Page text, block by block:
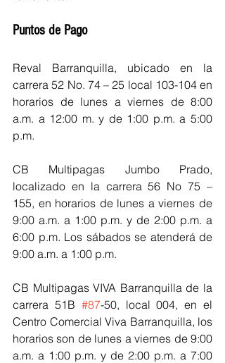
Puntos de Pago
Reval Barranquilla, ubicado en la
carrera 52 No. 74 – 25 local 103-104 en
horarios de lunes a viernes de 8:00
a.m. a 12:00 m. y de 1:00 p.m. a 5:00
p.m.
CB Multipagas Jumbo Prado,
localizado en la carrera 56 No 75 –
155, en horarios de lunes a viernes de
9:00 a.m. a 1:00 p.m. y de 2:00 p.m. a
6:00 p.m. Los sábados se atenderá de
9:00 a.m. a 1:00 p.m.
CB Multipagas VIVA Barranquilla de la
carrera 51B #87-50, local 004, en el
Centro Comercial Viva Barranquilla, los
horarios son de lunes a viernes de 9:00
a.m. a 1:00 p.m. y de 2:00 p.m. a 7:00